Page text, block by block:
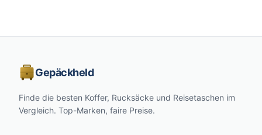
Gepäckheld
Finde die besten Koffer, Rucksäcke und Reisetaschen im
Vergleich. Top-Marken, faire Preise.